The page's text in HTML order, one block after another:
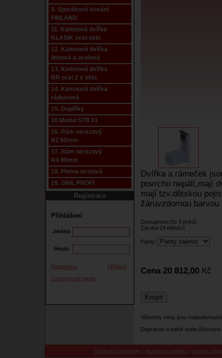
9. Sporákové kování
FINLAND
11. Kamnová dvířka
KLASIK ocel-sklo
12. Kamnová dvířka
litinová a ocelová
13. Kamnová dvířka
BR ocel 2 x sklo
14. Kamnová dvířka
rádiusová
15. Doplňky
10.Modul STB 01
16. Rám nerezový
R2 60mm
17. Rám nerezový
R4 80mm
18. Plotna ocelová
19. GRIL PROFI
Registrace
Přihlášení
Jméno
Heslo
Registrace
Přihlásit
Zapomenuté heslo
Dvířka a rámeček
povrchu nepálí,mají
mají tzv.dětskou
žáruvzdornou
Dostupnost:Do 3 týdnů
Záruka:24 měsíců
Panty:
Cena 20 812,00 Kč
Všechny ceny jsou
Dopravné a balné bude
Obchodní podmínky| Nastavení cookies Osobní